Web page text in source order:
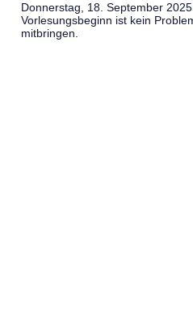
Donnerstag, 18. September
Vorlesungsbeginn ist kein
mitbringen.